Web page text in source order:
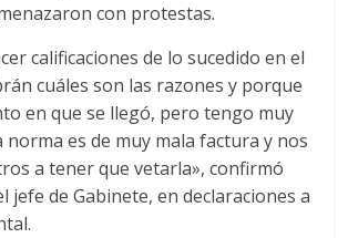
con protestas.
calificaciones de lo sucedido en el
cuáles son las razones y porque
en que se llegó, pero tengo muy
norma es de muy mala factura y nos
a tener que vetarla», confirmó
jefe de Gabinete, en declaraciones a